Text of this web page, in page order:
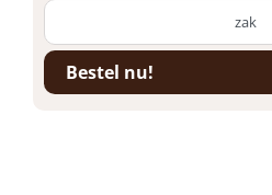
zak
Bestel nu!